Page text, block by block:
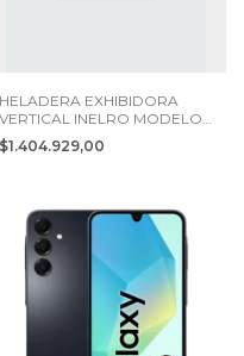
HELADERA EXHIBIDORA
VERTICAL INELRO MODELO
MT 450 - 437 Lts
$1.404.929,00